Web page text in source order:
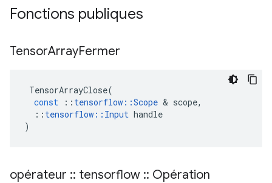
Fonctions publiques
TensorArrayFermer
TensorArrayClose(
const
:: tensorflow ::Scope & scope,
:: tensorflow :: Input handle
)
opérateur :: tensorflow :: Opération